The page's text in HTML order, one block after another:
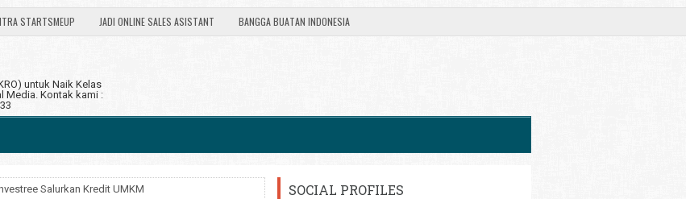
STARTSMEUP JADI ONLINE SALES ASISTANT BANGGA BUATAN INDONESIA
untuk Naik Kelas
Media. Kontak kami :
Salurkan Kredit UMKM SOCIAL PROFILES